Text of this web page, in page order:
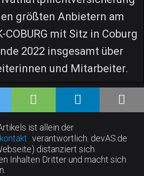
größten Anbietern am
COBURG mit Sitz in Coburg
2022 insgesamt über
und Mitarbeiter.
ist allein der
verantwortlich. devAS.de
distanziert sich
Inhalten Dritter und macht sich